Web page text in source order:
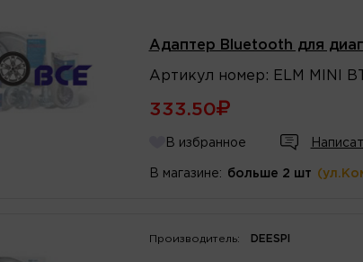
Адаптер Bluetooth для
Артикул номер : ELM MINI
333.50
В избранное
В магазине: больше 2 шт
Производитель: DEESPI